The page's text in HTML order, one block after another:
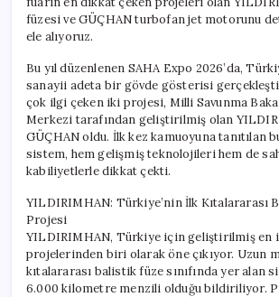
füzesi ve GÜÇHAN turbofan jet motorunu
ele alıyoruz.
Bu yıl düzenlenen SAHA Expo 2026’da,
sanayii adeta bir gövde gösterisi
çok ilgi çeken iki projesi, Milli Savunma
Merkezi tarafından geliştirilmiş olan
GÜÇHAN oldu. İlk kez kamuoyuna tanıtılan
sistem, hem gelişmiş teknolojileri hem de
kabiliyetlerle dikkat çekti.
YILDIRIMHAN: Türkiye’nin İlk Kıtalararası
Projesi
YILDIRIMHAN, Türkiye için geliştirilmiş en
projelerinden biri olarak öne çıkıyor. Uzun
kıtalararası balistik füze sınıfında yer alan
6.000 kilometre menzili olduğu bildiriliyor.